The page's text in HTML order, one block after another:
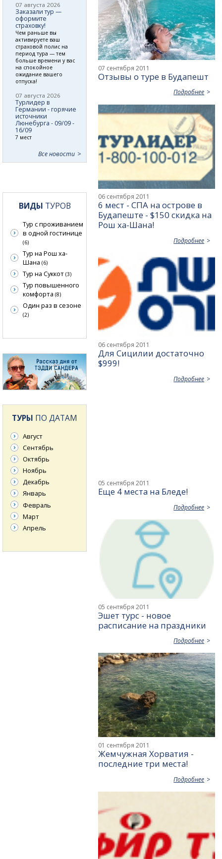
07 сентября 2011
Отзывы о туре в Будапешт
Подробнее
06 сентября 2011
6 мест - СПА на острове в
Будапеште - $150 скидка на
Рош ха-Шана!
Подробнее
06 сентября 2011
Для Сицилии достаточно
$999!
Подробнее
05 сентября 2011
Еще 4 места на Бледе!
Подробнее
05 сентября 2011
Эшет турс - новое
расписание на праздники
Подробнее
01 сентября 2011
Жемчужная Хорватия -
последние три места!
Подробнее
07 августа 2026
Заказали тур —
оформите
страховку!
Чем раньше вы
активируете ваш
страховой полис на
период тура — тем
больше времени у вас
на спокойное
ожидание вашего
отпуска!
07 августа 2026
Турлидер в
Германии - горячие
источники
Люнебурга - 09/09 -
16/09
7 мест
Все новости
ВИДЫ ТУРОВ
Тур с проживанием
в одной гостинице
(6)
Тур на Рош ха-
Шана (6)
Тур на Суккот (3)
Тур повышенного
комфорта (8)
Один раз в сезоне
(2)
ТУРЫ ПО ДАТАМ
Август
Сентябрь
Октябрь
Ноябрь
Декабрь
Январь
Февраль
Март
Апрель